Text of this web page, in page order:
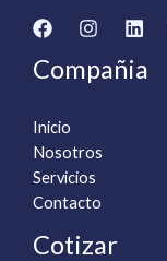
Compañia
Inicio
Nosotros
Servicios
Contacto
Cotizar